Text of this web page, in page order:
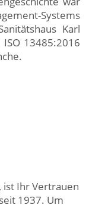
Systems
Karl
13485:2016
Ihr Vertrauen
1937. Um